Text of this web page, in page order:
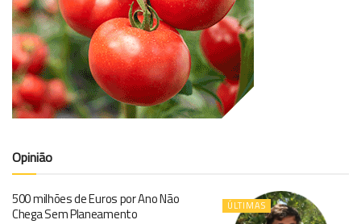
Opinião
ÚLTIMAS
500 milhões de Euros por Ano Não
Chega Sem Planeamento